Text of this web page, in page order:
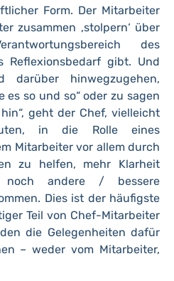
Form. Der Mitarbeiter
zusammen ‚stolpern‘ über
des
Reflexionsbedarf gibt. Und
hinwegzugehen,
es so und so“ oder zu sagen
geht der Chef, vielleicht
in die Rolle eines
Mitarbeiter vor allem durch
zu helfen, mehr Klarheit
andere / bessere
Dies ist der häufigste
Teil von Chef-Mitarbeiter
die Gelegenheiten dafür
– weder vom Mitarbeiter,